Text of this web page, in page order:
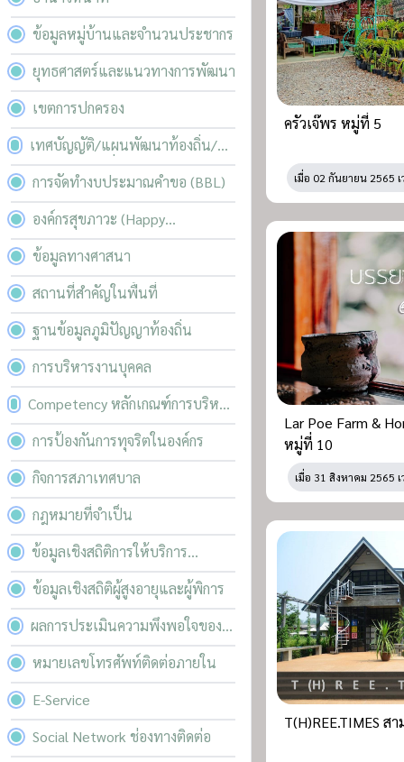
ข้อมูลหมู่บ้านและจำนวนประชากร
ยุทธศาสตร์และแนวทางการพัฒนา
เขตการปกครอง
เทศบัญญัติ/แผนพัฒนาท้องถิ่น/
บริหารความเสี่ยง
การจัดทำงบประมาณคำขอ (BBL)
องค์กรสุขภาวะ (Happy
Workplace)
ข้อมูลทางศาสนา
สถานที่สำคัญในพื้นที่
ฐานข้อมูลภูมิปัญญาท้องถิ่น
การบริหารงานบุคคล
Competency หลักเกณฑ์การบริหาร
และพัฒนาทรัพยากรบุคคล
การป้องกันการทุจริตในองค์กร
กิจการสภาเทศบาล
กฎหมายที่จำเป็น
ข้อมูลเชิงสถิติการให้บริการ
ประชาชน
ข้อมูลเชิงสถิติผู้สูงอายุและผู้พิการ
ผลการประเมินความพึงพอใจของ
ผู้รับบริการ
หมายเลขโทรศัพท์ติดต่อภายใน
E-Service
Social Network ช่องทางติดต่อ
ครัวเจ๊พร หมู่ที่ 5
เมื่อ 02 กันยายน 2565
Lar Poe Farm &
หมู่ที่ 10
เมื่อ 31 สิงหาคม 2565
T(H)REE.TIMES ส